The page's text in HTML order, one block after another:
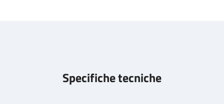
Specifiche tecniche